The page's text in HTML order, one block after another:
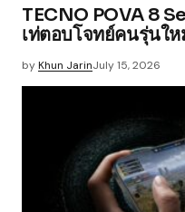
TECNO POVA 8
เท่ตอบโจทย์คนรุ่นใ
byKhun JarinJuly 15, 2026